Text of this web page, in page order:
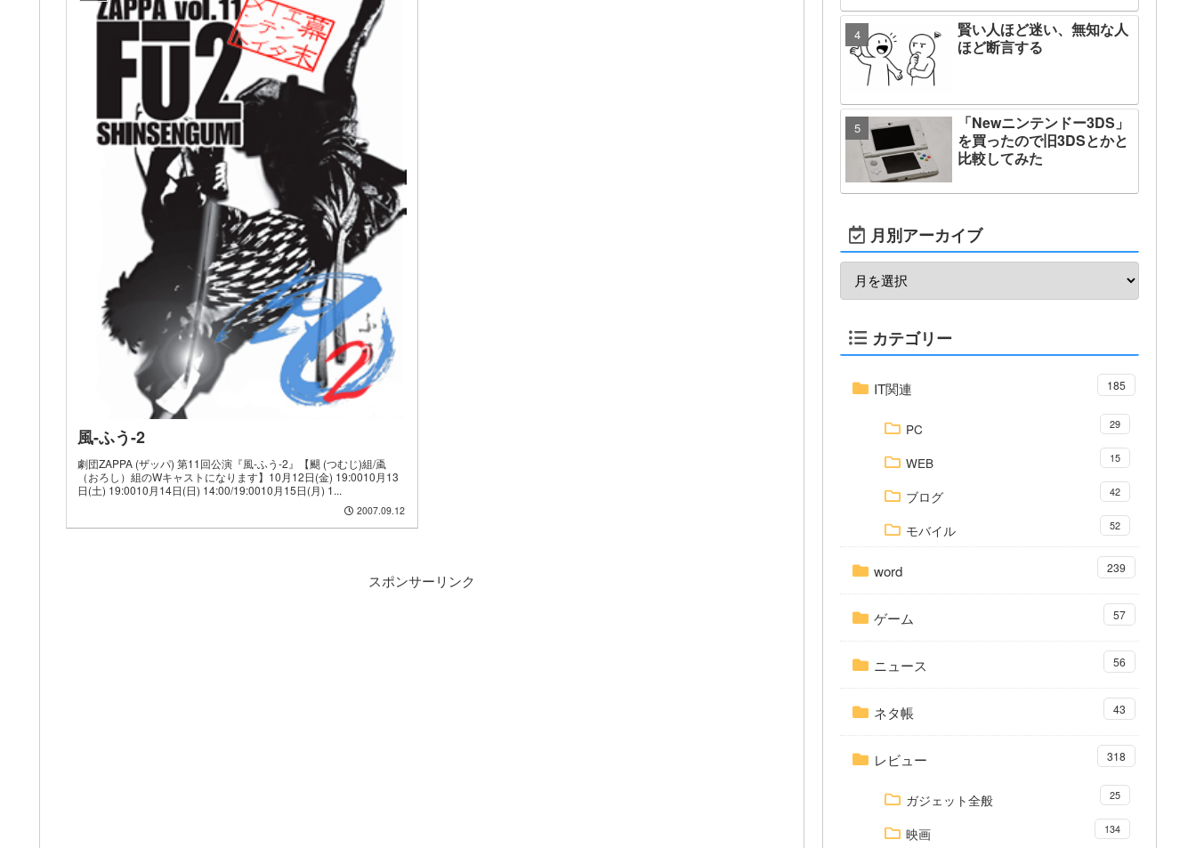
風-ふう-2
劇団ZAPPA (ザッパ) 第11回公演『風-ふう-2』【颶 (つむじ)組/颪
（おろし）組のWキャストになります】10月12日(金) 19:0010月13
日(土) 19:0010月14日(日) 14:00/19:0010月15日(月) 1...
2007.09.12
スポンサーリンク
賢い人ほど迷い、無知な人
ほど断言する
「Newニンテンドー3DS」
を買ったので旧3DSとかと
比較してみた
月別アーカイブ
カテゴリー
IT関連 185
PC 29
WEB 15
ブログ 42
モバイル 52
word 239
ゲーム 57
ニュース 56
ネタ帳 43
レビュー 318
ガジェット全般 25
映画 134